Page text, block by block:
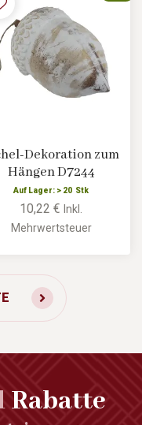
Dekoration zum
Hängen D7244
Auf Lager: > 20 Stk
10,22 €Inkl.
Mehrwertsteuer
Rabatte